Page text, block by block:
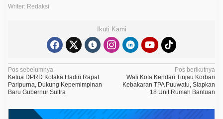
Writer: Redaksi
Ikuti Kami
N
a
v
i
Pos sebelumnya
Ketua DPRD Kolaka Hadiri Rapat
Paripurna, Dukung Kepemimpinan
Baru Gubernur Sultra
Pos berikutnya
Wali Kota Kendari Tinjau Korban
Kebakaran TPA Puuwatu, Siapkan
18 Unit Rumah Bantuan